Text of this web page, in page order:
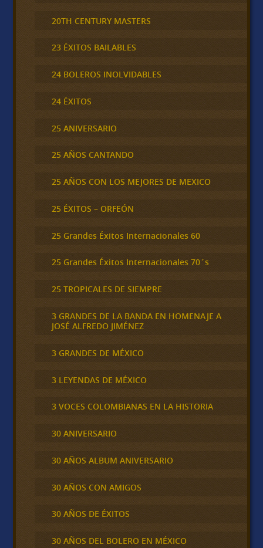
20TH CENTURY MASTERS
23 ÉXITOS BAILABLES
24 BOLEROS INOLVIDABLES
24 ÉXITOS
25 ANIVERSARIO
25 AÑOS CANTANDO
25 AÑOS CON LOS MEJORES DE MEXICO
25 ÉXITOS – ORFEÓN
25 Grandes Éxitos Internacionales 60
25 Grandes Éxitos Internacionales 70´s
25 TROPICALES DE SIEMPRE
3 GRANDES DE LA BANDA EN HOMENAJE A
JOSÉ ALFREDO JIMÉNEZ
3 GRANDES DE MÉXICO
3 LEYENDAS DE MÉXICO
3 VOCES COLOMBIANAS EN LA HISTORIA
30 ANIVERSARIO
30 AÑOS ALBUM ANIVERSARIO
30 AÑOS CON AMIGOS
30 AÑOS DE ÉXITOS
30 AÑOS DEL BOLERO EN MÉXICO